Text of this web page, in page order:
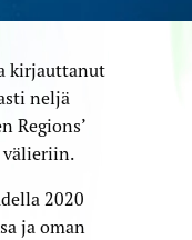
kirjauttanut
neljä
Regions’
välieriin.
2020
ja oman